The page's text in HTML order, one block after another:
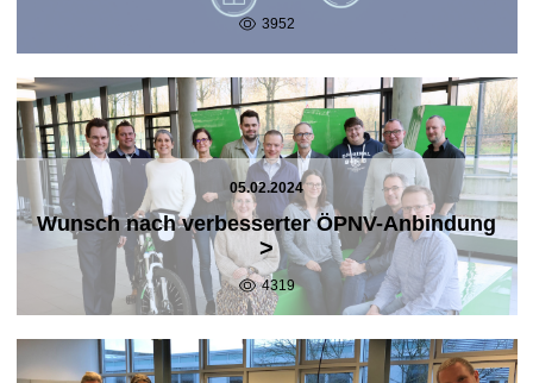
3952
05.02.2024
Wunsch nach verbesserter ÖPNV-Anbindung
>
4319